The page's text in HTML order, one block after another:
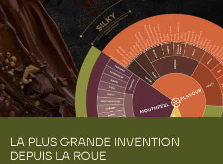
LA PLUS GRANDE INVENTION
DEPUIS LA ROUE